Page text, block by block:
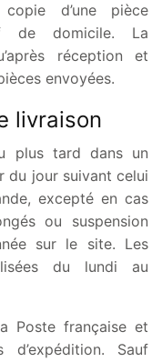
d’une pièce
de domicile. La
réception et
envoyées.
livraison
plus tard dans un
du jour suivant celui
excepté en cas
ou suspension
sur le site. Les
du lundi au
Poste française et
d’expédition. Sauf